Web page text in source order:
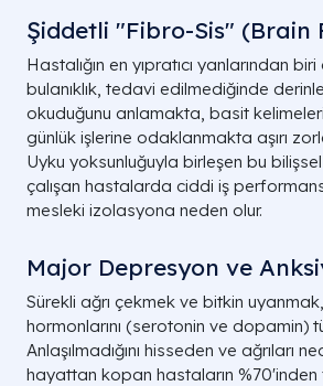
Şiddetli "Fibro-Sis" (Brain
Hastalığın en yıpratıcı yanlarından
bulanıklık, tedavi edilmediğinde
okuduğunu anlamakta, basit
günlük işlerine odaklanmakta aşırı
Uyku yoksunluğuyla birleşen bu
çalışan hastalarda ciddi iş
mesleki izolasyona neden olur.
Major Depresyon ve
Sürekli ağrı çekmek ve bitkin
hormonlarını (serotonin ve dopamin)
Anlaşılmadığını hisseden ve ağrıları
hayattan kopan hastaların